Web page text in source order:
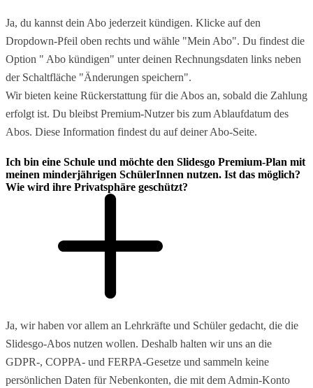
Ja, du kannst dein Abo jederzeit kündigen. Klicke auf den
Dropdown-Pfeil oben rechts und wähle "Mein Abo". Du findest die
Option " Abo kündigen" unter deinen Rechnungsdaten links neben
der Schaltfläche "Änderungen speichern".
Wir bieten keine Rückerstattung für die Abos an, sobald die Zahlung
erfolgt ist. Du bleibst Premium-Nutzer bis zum Ablaufdatum des
Abos. Diese Information findest du auf deiner Abo-Seite.
Ich bin eine Schule und möchte den Slidesgo Premium-Plan mit
meinen minderjährigen SchülerInnen nutzen. Ist das möglich?
Wie wird ihre Privatsphäre geschützt?
Ja, wir haben vor allem an Lehrkräfte und Schüler gedacht, die die
Slidesgo-Abos nutzen wollen. Deshalb halten wir uns an die
GDPR-, COPPA- und FERPA-Gesetze und sammeln keine
persönlichen Daten für Nebenkonten, die mit dem Admin-Konto